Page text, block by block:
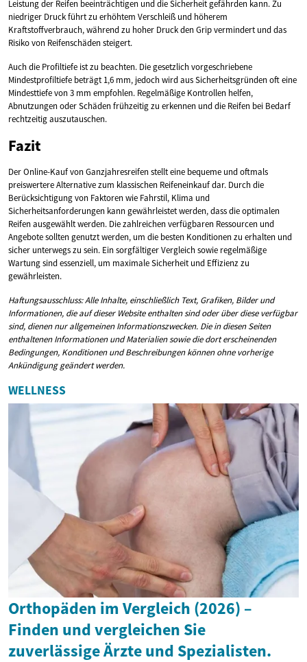
Leistung der Reifen beeinträchtigen und die Sicherheit gefährden kann. Zu
niedriger Druck führt zu erhöhtem Verschleiß und höherem
Kraftstoffverbrauch, während zu hoher Druck den Grip vermindert und das
Risiko von Reifenschäden steigert.
Auch die Profiltiefe ist zu beachten. Die gesetzlich vorgeschriebene
Mindestprofiltiefe beträgt 1,6 mm, jedoch wird aus Sicherheitsgründen oft eine
Mindesttiefe von 3 mm empfohlen. Regelmäßige Kontrollen helfen,
Abnutzungen oder Schäden frühzeitig zu erkennen und die Reifen bei Bedarf
rechtzeitig auszutauschen.
Fazit
Der Online-Kauf von Ganzjahresreifen stellt eine bequeme und oftmals
preiswertere Alternative zum klassischen Reifeneinkauf dar. Durch die
Berücksichtigung von Faktoren wie Fahrstil, Klima und
Sicherheitsanforderungen kann gewährleistet werden, dass die optimalen
Reifen ausgewählt werden. Die zahlreichen verfügbaren Ressourcen und
Angebote sollten genutzt werden, um die besten Konditionen zu erhalten und
sicher unterwegs zu sein. Ein sorgfältiger Vergleich sowie regelmäßige
Wartung sind essenziell, um maximale Sicherheit und Effizienz zu
gewährleisten.
Haftungsausschluss: Alle Inhalte, einschließlich Text, Grafiken, Bilder und
Informationen, die auf dieser Website enthalten sind oder über diese verfügbar
sind, dienen nur allgemeinen Informationszwecken. Die in diesen Seiten
enthaltenen Informationen und Materialien sowie die dort erscheinenden
Bedingungen, Konditionen und Beschreibungen können ohne vorherige
Ankündigung geändert werden.
WELLNESS
Orthopäden im Vergleich (2026) –
Finden und vergleichen Sie
zuverlässige Ärzte und Spezialisten.